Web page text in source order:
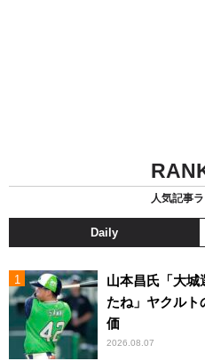
人気記事
Daily
山本昌氏「大城
たね」ヤクルト
価
2026.08.07